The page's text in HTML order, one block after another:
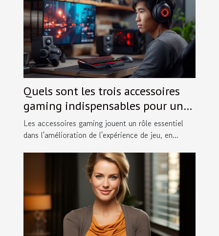
Quels sont les trois accessoires
gaming indispensables pour une
meilleure expérience de jeu?
Les accessoires gaming jouent un rôle essentiel
dans l'amélioration de l'expérience de jeu, en...